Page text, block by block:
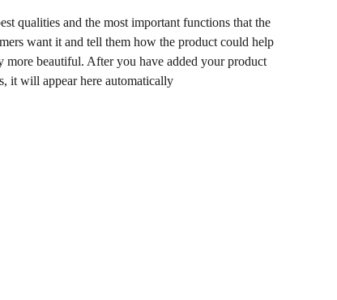
qualities and the most important functions that the
want it and tell them how the product could help
more beautiful. After you have added your product
it will appear here automatically